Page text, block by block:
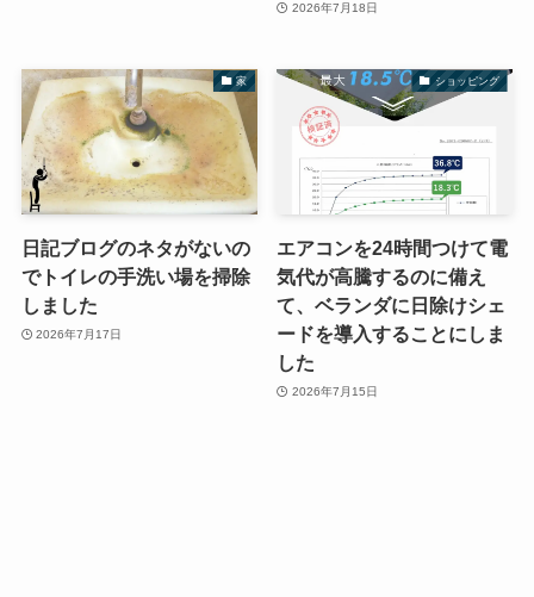
2026年7月18日
家
日記ブログのネタがないの
でトイレの手洗い場を掃除
しました
2026年7月17日
ショッピング
エアコンを24時間つけて電
気代が高騰するのに備え
て、ベランダに日除けシェ
ードを導入することにしま
した
2026年7月15日